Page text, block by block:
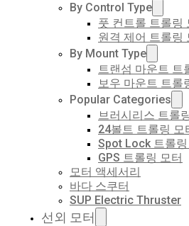
By Control Type
풋 컨트롤 트롤링
원격 제어 트롤링
By Mount Type
트랜섬 마운트 트
보우 마운트 트롤
Popular Categories
브러시리스 트롤
24볼트 트롤링 모
Spot Lock 트롤링
GPS 트롤링 모터
모터 액세서리
바다 스쿠터
SUP Electric Thruster
선외 모터